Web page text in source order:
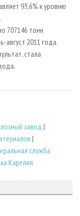
93,6% к уровню
707146 тонн
август 2011 года.
стала
завод |
|
служба
Карелия